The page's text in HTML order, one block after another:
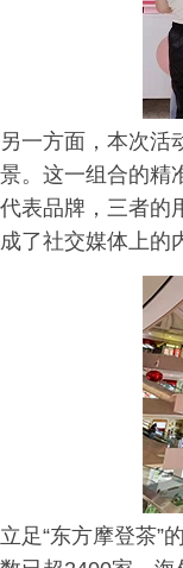
另一方面，本次活
景。这一组合的精
代表品牌，三者的
成了社交媒体上的
立足“东方摩登茶”